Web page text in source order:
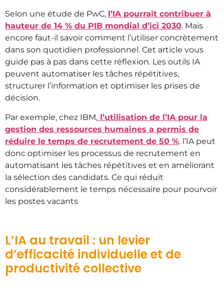
Selon une étude de PwC, l’IA pourrait contribuer à
hauteur de 14 % du PIB mondial d’ici 2030. Mais
encore faut-il savoir comment l’utiliser concrètement
dans son quotidien professionnel. Cet article vous
guide pas à pas dans cette réflexion. Les outils IA
peuvent automatiser les tâches répétitives,
structurer l’information et optimiser les prises de
décision.
Par exemple, chez IBM, l’utilisation de l’IA pour la
gestion des ressources humaines a permis de
réduire le temps de recrutement de 50 %. l’IA peut
donc optimiser les processus de recrutement en
automatisant les tâches répétitives et en améliorant
la sélection des candidats. Ce qui réduit
considérablement le temps nécessaire pour pourvoir
les postes vacants
L’IA au travail : un levier
d’efficacité individuelle et de
productivité collective